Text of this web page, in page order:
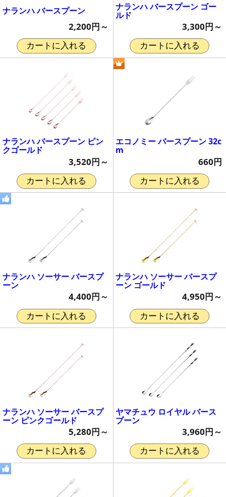
ナランハ バースプーン
2,200円～
カートに入れる
ナランハ バースプーン ゴー
ルド
3,300円～
カートに入れる
ナランハ バースプーン ピン
クゴールド
3,520円～
カートに入れる
エコノミー バースプーン 32c
m
660円
カートに入れる
ナランハ ソーサー バースプ
ーン
4,400円～
カートに入れる
ナランハ ソーサー バースプ
ーン ゴールド
4,950円～
カートに入れる
ナランハ ソーサー バースプ
ーン ピンクゴールド
5,280円～
カートに入れる
ヤマチュウ ロイヤル バース
プーン
3,960円～
カートに入れる